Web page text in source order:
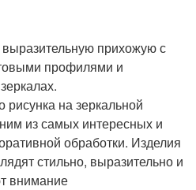
прихожую с
профилями и
рисунка на зеркальной
из самых интересных и
обработки. Изделия
стильно, выразительно и
внимание